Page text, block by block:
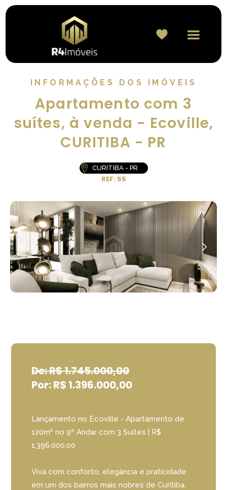
INFORMAÇÕES DOS IMÓVEIS
Apartamento com 3
suítes, à venda - Ecoville,
CURITIBA - PR
CURITIBA - PR
REF: 55
De: R$ 1.745.000,00
Por: R$ 1.396.000,00
Lançamento no Ecoville - Apartamento de
120m² no 9º Andar com 3 Suítes | R$
1.396.000,00
Viva com conforto, elegância e praticidade
em um dos bairros mais nobres de Curitiba.